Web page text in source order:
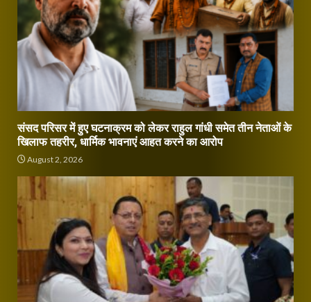
संसद परिसर में हुए घटनाक्रम को लेकर राहुल गांधी समेत तीन नेताओं के
खिलाफ तहरीर, धार्मिक भावनाएं आहत करने का आरोप
August 2, 2026